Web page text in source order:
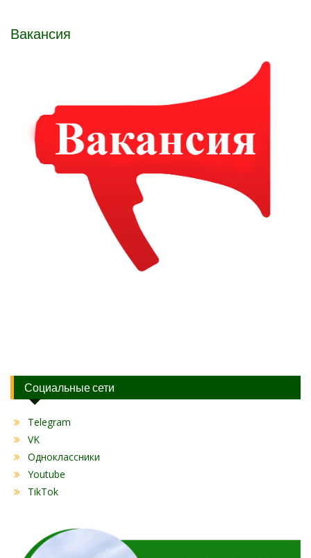
Вакансия
Социальные сети
Telegram
VK
Одноклассники
Youtube
TikTok